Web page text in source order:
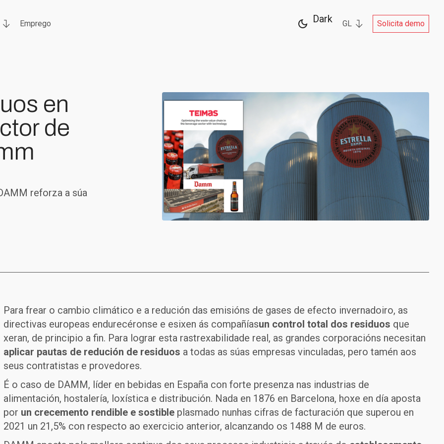
Emprego Solicita demo
GL
Dark
en
de
reforza a súa
Para frear o cambio climático e a redución das emisións de gases de efecto invernadoiro, as
directivas europeas endurecéronse e esixen ás compañíasun control total dos residuos que
xeran, de principio a fin. Para lograr esta rastrexabilidade real, as grandes corporacións necesitan
aplicar pautas de redución de residuos a todas as súas empresas vinculadas, pero tamén aos
seus contratistas e provedores.
É o caso de DAMM, líder en bebidas en España con forte presenza nas industrias de
alimentación, hostalería, loxística e distribución. Nada en 1876 en Barcelona, hoxe en día aposta
por un crecemento rendible e sostible plasmado nunhas cifras de facturación que superou en
2021 un 21,5% con respecto ao exercicio anterior, alcanzando os 1488 M de euros.